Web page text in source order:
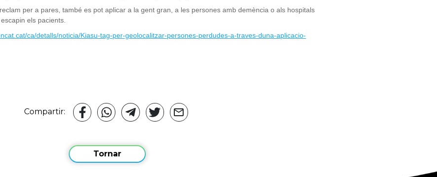
per a pares, també es pot aplicar a la gent gran, a les persones amb demència o als hospitals
els pacients.
ca/detalls/noticia/Kiasu-tag-per-geolocalitzar-persones-perdudes-a-traves-duna-aplicacio-
Compartir:
Tornar